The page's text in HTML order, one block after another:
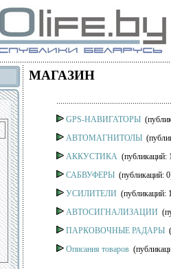
МАГАЗИН
GPS-НАВИГАТОРЫ
АВТОМАГНИТОЛЫ
АККУСТИКА (публикаций:
САБВУФЕРЫ (публикаций:
УСИЛИТЕЛИ (публикаций:
АВТОСИГНАЛИЗАЦИИ
ПАРКОВОЧНЫЕ РАДАРЫ
Описания товаров